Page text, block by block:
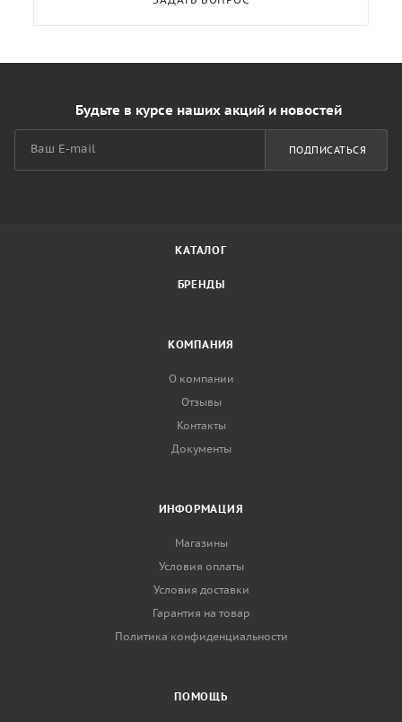
Будьте в курсе наших акций и новостей
ПОДПИСАТЬСЯ
КАТАЛОГ
БРЕНДЫ
КОМПАНИЯ
О компании
Отзывы
Контакты
Документы
ИНФОРМАЦИЯ
Магазины
Условия оплаты
Условия доставки
Гарантия на товар
Политика конфиденциальности
ПОМОЩЬ